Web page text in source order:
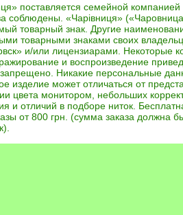
поставляется семейной компанией
соблюдены. «Чарівниця»
товарный знак. Другие
товарными знаками своих
и/или лицензиарами. Некоторые
и воспроизведение
запрещено. Никакие персональные
изделие может отличаться от
цвета монитором, небольших
и отличий в подборе ниток.
от 800 грн. (сумма заказа должна